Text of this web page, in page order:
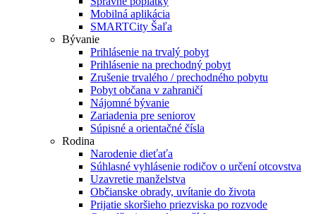
Mobilná aplikácia
SMARTCity Šaľa
Bývanie
Prihlásenie na trvalý pobyt
Prihlásenie na prechodný pobyt
Zrušenie trvalého / prechodného pobytu
Pobyt občana v zahraničí
Nájomné bývanie
Zariadenia pre seniorov
Súpisné a orientačné čísla
Rodina
Narodenie dieťaťa
Súhlasné vyhlásenie rodičov o určení otcovstva
Uzavretie manželstva
Občianske obrady, uvítanie do života
Prijatie skoršieho priezviska po rozvode